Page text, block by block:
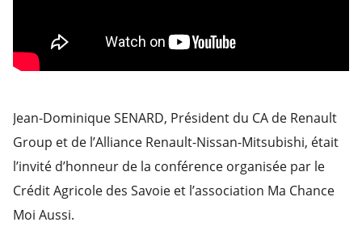
Jean-Dominique SENARD, Président du CA de Renault
Group et de l’Alliance Renault-Nissan-Mitsubishi, était
l’invité d’honneur de la conférence organisée par le
Crédit Agricole des Savoie et l’association Ma Chance
Moi Aussi.